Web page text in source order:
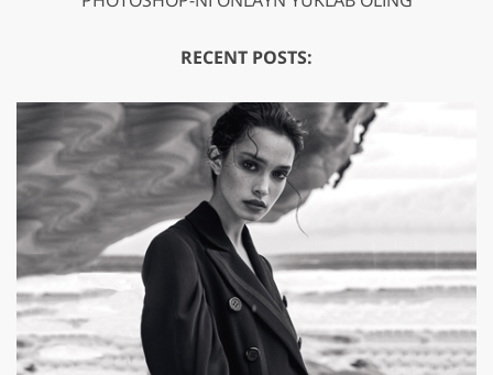
RECENT POSTS: